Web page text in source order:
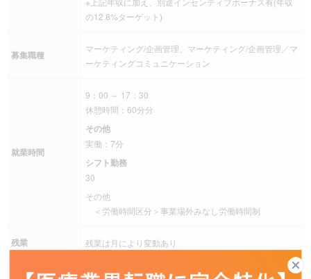
の12.8%ターゲット)
募集職種
マーケティング/企画管理、マーケティング/企画管理／マ
ーケティングコミュニケーション
就業時間
9：00 ～ 17：30
休憩時間：60分分
その他
実働：7分
シフト勤務
30
その他
＜労働時間区分＞事業場外みなし労働時間制
残業 残業は月により変動あり
完全週休二日制（土日曜日）、祝日、夏季休暇、年末年